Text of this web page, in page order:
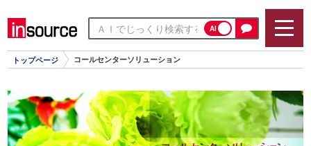
AI
トップページ コールセンターソリューション